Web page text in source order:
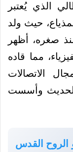
الذي يُعتبر
حيث ولد
منذ صغره، أظهر
مما قاده
الاتصالات
الحديث وأسست
الروح القدس